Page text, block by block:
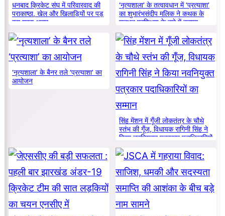
धनबाद क्रिकेट संघ में परिवारवाद की
पराकाष्ठा, खेल और खिलाड़ियों पर पड़
रहा गहरा असर
‘नृत्यशाला’ के तत्वावधान में ‘प्रत्याशा’
का शुभारंभसंदीप मलिक ने कथक के
मूलभूत प्रशिक्षण के बारे में बताया
‘नृत्यशाला’ के बैनर तले ‘प्रत्याशा’ का
आयोजन
सिंह मेंशन में गूँजी लोकतंत्र के चौथे
स्तंभ की गूँज, विधायक रागिनी सिंह ने
किया नवनियुक्त पत्रकार पदाधिकारियों
का सम्मान